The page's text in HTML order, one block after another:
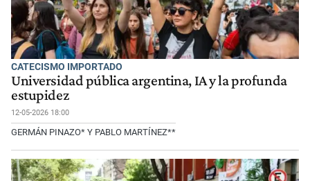
CATECISMO IMPORTADO
Universidad pública argentina, IA y la profunda
estupidez
12-05-2026 18:00
GERMÁN PINAZO* Y PABLO MARTÍNEZ**